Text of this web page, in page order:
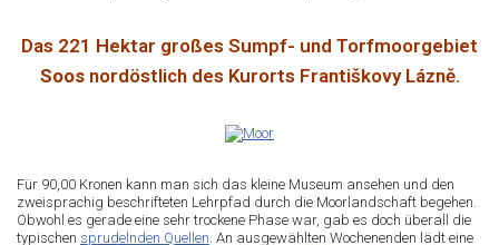
Das 221 Hektar großes Sumpf- und Torfmoorgebiet
Soos nordöstlich des Kurorts Františkovy Lázně.
Für 90,00 Kronen kann man sich das kleine Museum ansehen und den
zweisprachig beschrifteten Lehrpfad durch die Moorlandschaft begehen.
Obwohl es gerade eine sehr trockene Phase war, gab es doch überall die
typischen sprudelnden Quellen. An ausgewählten Wochenenden lädt eine